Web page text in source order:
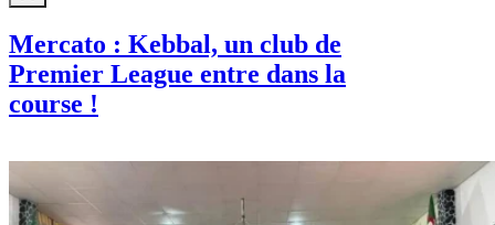
Mercato : Kebbal, un club de
Premier League entre dans la
course !